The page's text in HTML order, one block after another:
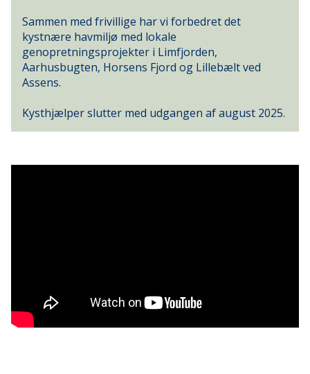
Sammen med frivillige har vi forbedret det
kystnære havmiljø med lokale
genopretningsprojekter i Limfjorden,
Aarhusbugten, Horsens Fjord og Lillebælt ved
Assens.
Kysthjælper slutter med udgangen af august 2025.